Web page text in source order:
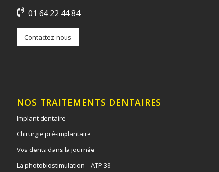
01 64 22 44 84
Contactez-nous
NOS TRAITEMENTS DENTAIRES
Implant dentaire
Chirurgie pré-implantaire
Vos dents dans la journée
La photobiostimulation – ATP 38